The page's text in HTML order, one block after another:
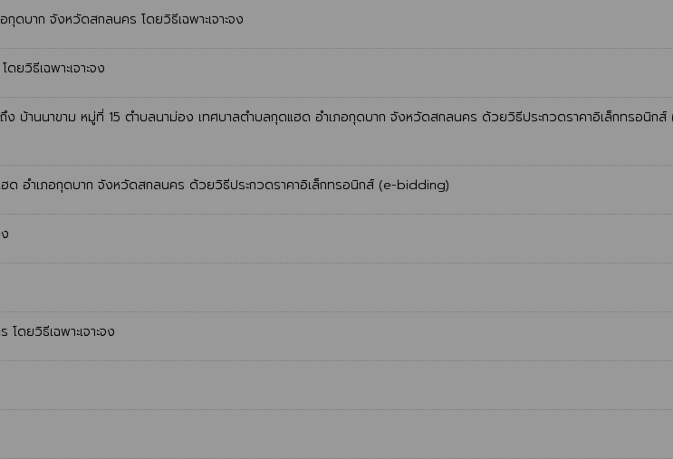
บาก จังหวัดสกลนคร โดยวิธีเฉพาะเจาะจง
วิธีเฉพาะเจาะจง
บ้านนาขาม หมู่ที่ 15 ตำบลนาม่อง เทศบาลตำบลกุดแฮด อำเภอกุดบาก จังหวัดสกลนคร ด้วยวิธีประกวดราคาอิเล็กทรอนิกส์
ด อำเภอกุดบาก จังหวัดสกลนคร ด้วยวิธีประกวดราคาอิเล็กทรอนิกส์ (e-bidding)
ยวิธีเฉพาะเจาะจง